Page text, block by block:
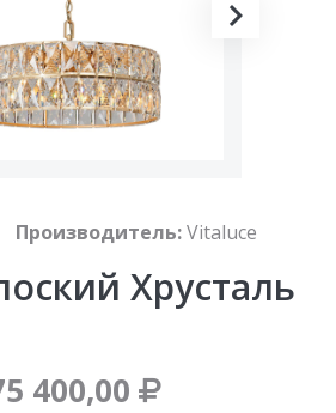
Производитель:Vitaluce
Хрусталь
400,00